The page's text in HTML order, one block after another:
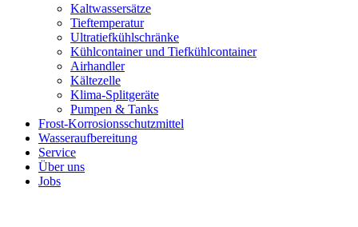
Kaltwassersätze
Tieftemperatur
Ultratiefkühlschränke
Kühlcontainer und Tiefkühlcontainer
Airhandler
Kältezelle
Klima-Splitgeräte
Pumpen & Tanks
Frost-Korrosionsschutzmittel
Wasseraufbereitung
Service
Über uns
Jobs